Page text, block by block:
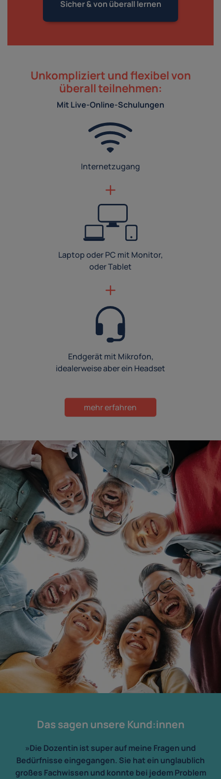
Sicher & von überall lernen
Unkompliziert und flexibel von
überall teilnehmen:
Mit Live-Online-Schulungen
Internetzugang
Laptop oder PC mit Monitor,
oder Tablet
Endgerät mit Mikrofon,
idealerweise aber ein Headset
mehr erfahren
Das sagen unsere Kund:innen
»Die Dozentin ist super auf meine Fragen und
Bedürfnisse eingegangen. Sie hat ein unglaublich
großes Fachwissen und konnte bei jedem Problem